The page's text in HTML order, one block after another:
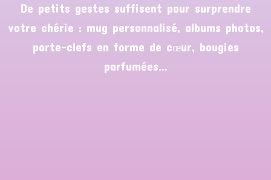
De petits gestes suffisent pour surprendre
votre chérie : mug personnalisé, albums photos,
porte-clefs en forme de cœur, bougies
parfumées…